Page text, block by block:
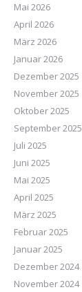
Mai 2026
April 2026
März 2026
Januar 2026
Dezember 2025
November 2025
Oktober 2025
September 2025
Juli 2025
Juni 2025
Mai 2025
April 2025
März 2025
Februar 2025
Januar 2025
Dezember 2024
November 2024